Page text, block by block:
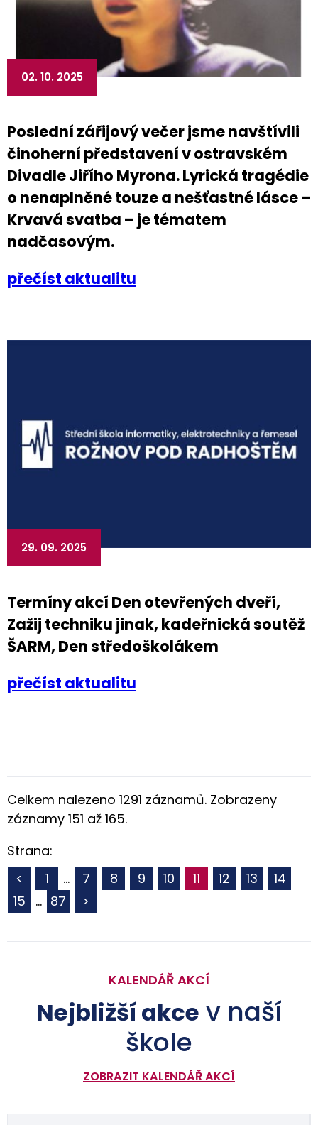
02. 10. 2025
Poslední zářijový večer jsme navštívili
činoherní představení v ostravském
Divadle Jiřího Myrona. Lyrická tragédie
o nenaplněné touze a nešťastné lásce –
Krvavá svatba – je tématem
nadčasovým.
přečíst aktualitu
29. 09. 2025
Termíny akcí Den otevřených dveří,
Zažij techniku jinak, kadeřnická soutěž
ŠARM, Den středoškolákem
přečíst aktualitu
Celkem nalezeno 1291 záznamů. Zobrazeny
záznamy 151 až 165.
Strana:
<
1 … 7 8 9 10 11 12 13
14
15
… 87 >
KALENDÁŘ AKCÍ
Nejbližší akce v naší
škole
ZOBRAZIT KALENDÁŘ AKCÍ